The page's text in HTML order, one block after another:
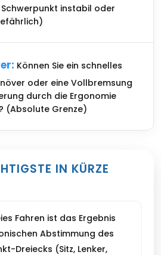
instabil oder
Können Sie ein schnelles
oder eine Vollbremsung
durch die Ergonomie
(Absolute Grenze)
IN KÜRZE
Fahren ist das Ergebnis
Abstimmung des
Dreiecks (Sitz, Lenker,